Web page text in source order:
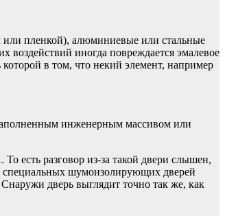
пленкой), алюминиевые или стальные
воздействий иногда повреждается эмалевое
в том, что некий элемент, например
инженерным массивом или
есть разговор из-за такой двери слышен,
специальных шумоизолирующих дверей
дверь выглядит точно так же, как